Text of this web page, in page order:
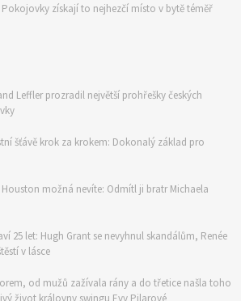
získají to nejhezčí místo v bytě téměř
Leffler prozradil největší prohřešky českých
šťávě krok za krokem: Dokonalý základ pro
možná nevíte: Odmítl ji bratr Michaela
25 let: Hugh Grant se nevyhnul skandálům, Renée
v lásce
od mužů zažívala rány a do třetice našla toho
život královny swingu Evy Pilarové